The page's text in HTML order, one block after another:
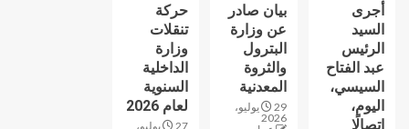
أجرى
السيد
الرئيس
عبد الفتاح
السيسي،
اليوم،
اتصالًا
بيان صادر
عن وزارة
البترول
والثروة
المعدنية
29 يوليو،
2026
حركة
تنقلات
وزارة
الداخلية
السنوية
لعام 2026
27 يوليو،